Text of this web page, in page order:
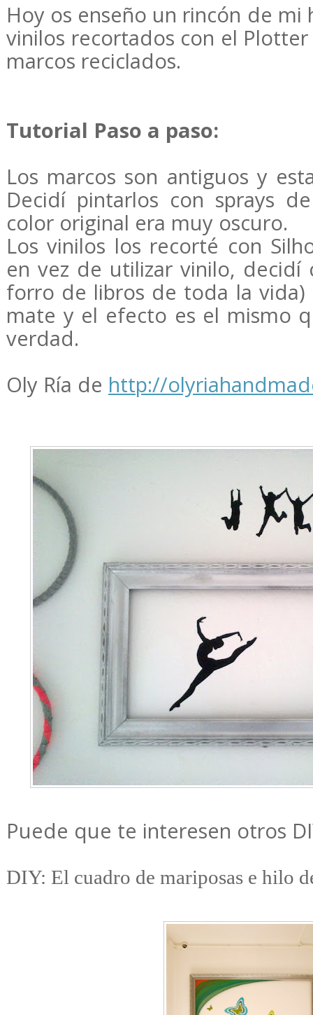
Hoy os enseño un rincón de
vinilos recortados con el
marcos reciclados.
Tutorial Paso a paso:
Los marcos son antiguos y
Decidí pintarlos con sprays
color original era muy oscuro.
Los vinilos los recorté con
en vez de utilizar vinilo, decidí
forro de libros de toda la
mate y el efecto es el mismo
verdad.
Oly Ría de http://
Puede que te interesen otros
DIY: El cuadro de mariposas e hilo